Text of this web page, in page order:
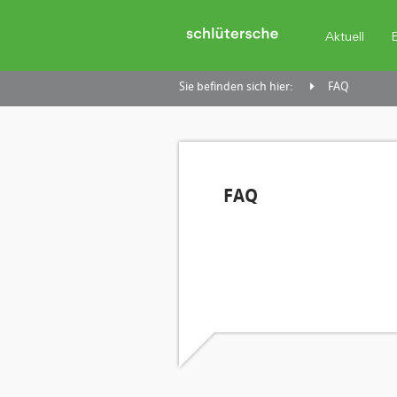
Aktuell
Sie befinden sich hier: FAQ
FAQ